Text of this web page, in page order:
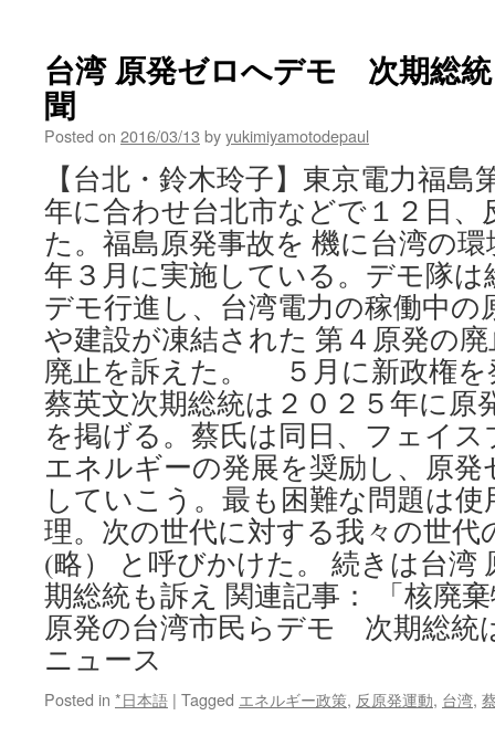
anti-
as
Taiwan
banks
on
new
leader
Tsai
Ing-
wen’s
vow
abolish
atomic
energy
use
by
2025
via
South
China
Morning
Post
台湾 原発ゼロへデモ 次期総
聞
Posted on 2016/03/13 byyukimiyamotodepaul
【台北・鈴木玲子】東京電力福
年に合わせ台北市などで１２日
た。福島原発事故を 機に台湾の
年３月に実施している。デモ隊は
デモ行進し、台湾電力の稼働中の
や建設が凍結された 第４原発の
廃止を訴えた。 ５月に新政権を
蔡英文次期総統は２０２５年に原
を掲げる。蔡氏は同日、フェイ
エネルギーの発展を奨励し、原
していこう。最も困難な問題は
理。次の世代に対する我々の世代
(略） と呼びかけた。 続きは台
期総統も訴え 関連記事： 「核廃
原発の台湾市民らデモ 次期総統
ニュース
Posted in *日本語 | Tagged エネルギー政策, 反原発運動, 台湾,